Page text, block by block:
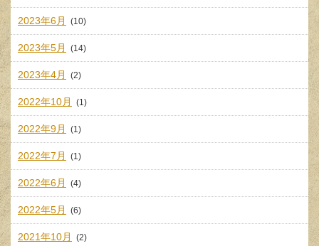
2023年6月 (10)
2023年5月 (14)
2023年4月 (2)
2022年10月 (1)
2022年9月 (1)
2022年7月 (1)
2022年6月 (4)
2022年5月 (6)
2021年10月 (2)